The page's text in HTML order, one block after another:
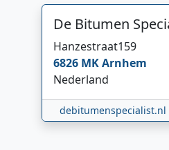
De Bitumen
Hanzestraat159
6826 MKArnhem
Nederland
debitumenspecialist.nl